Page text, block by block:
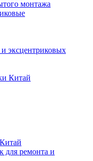
монтажа
эксцентриковых
Китай
для ремонта и